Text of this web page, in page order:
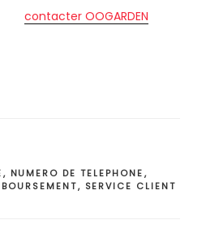
contacter OOGARDEN
, NUMERO DE TELEPHONE,
, SERVICE CLIENT